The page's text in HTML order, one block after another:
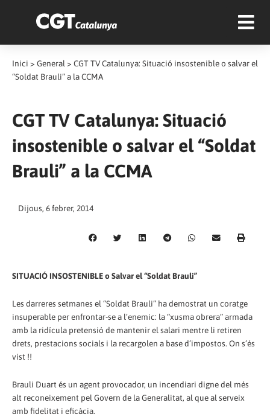
Inici > General > CGT TV Catalunya: Situació insostenible o salvar el
“Soldat Brauli” a la CCMA
CGT TV Catalunya: Situació
insostenible o salvar el “Soldat
Brauli” a la CCMA
Dijous, 6 febrer, 2014
SITUACIÓ INSOSTENIBLE o Salvar el “Soldat Brauli”
Les darreres setmanes el “Soldat Brauli” ha demostrat un coratge
insuperable per enfrontar-se a l’enemic: la “xusma obrera” armada
amb la ridícula pretensió de mantenir el salari mentre li retiren
drets, prestacions socials i la recargolen a base d’impostos. On s’és
vist !!
Brauli Duart és un agent provocador, un incendiari digne del més
alt reconeixement pel Govern de la Generalitat, al que al serveix
amb fidelitat i eficàcia.